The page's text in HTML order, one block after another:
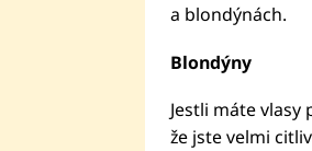
a blondýnách.
Blondýny
Jestli máte
že jste velmi